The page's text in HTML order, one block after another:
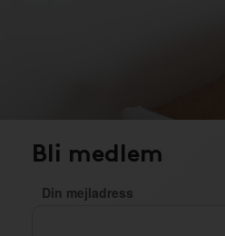
Bli medlem
Din mejladress